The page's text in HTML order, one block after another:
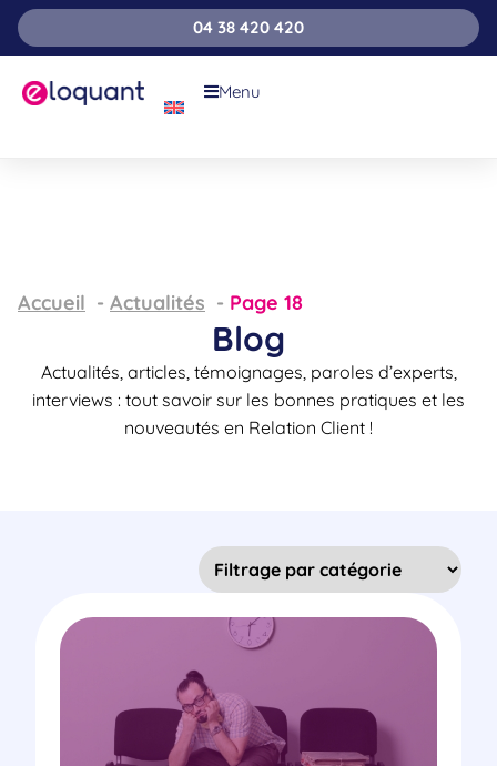
04 38 420 420
Menu
Accueil Actualités Page 18
Blog
Actualités, articles, témoignages, paroles d’experts,
interviews : tout savoir sur les bonnes pratiques et les
nouveautés en Relation Client !